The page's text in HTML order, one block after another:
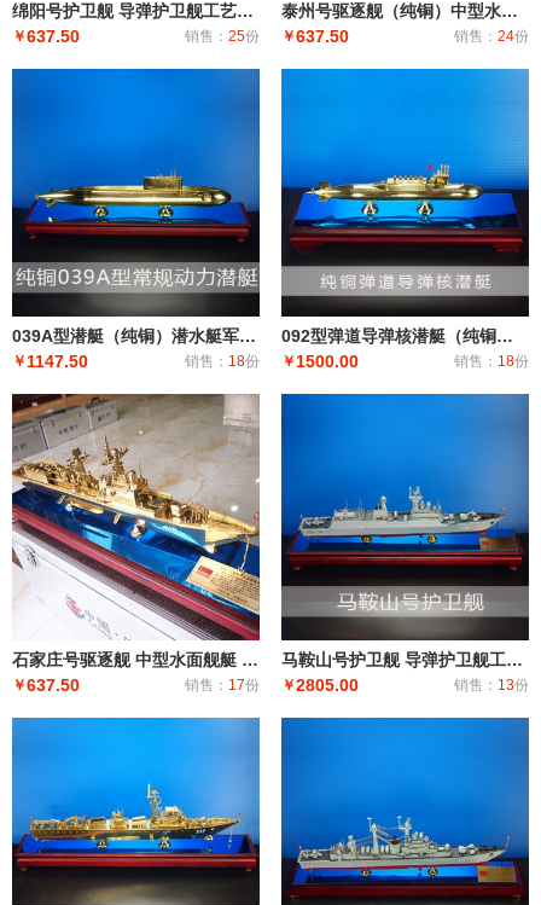
绵阳号护卫舰 导弹护卫舰工艺船航模纪念摆件展览收藏品送礼
￥637.50 销售： 25份
泰州号驱逐舰（纯铜）中型水面舰艇 军事海军舰艇模型 工艺船航模纪念摆件展览收藏品送
￥637.50 销售： 24份
039A型潜艇（纯铜）潜水艇军舰|潜水船|中型或小型（袖珍潜艇、潜水器）和水下自动机械装置
￥ 1147.50 销售： 18份
092型弹道导弹核潜艇（纯铜）潜艇潜水艇军舰|潜水船|中型或小型（袖珍潜艇、潜水器）和水下自动机械装
￥ 1500.00 销售： 18份
石家庄号驱逐舰 中型水面舰艇 军事海军舰艇模型 工艺船航模纪念摆件展览收藏品送
￥637.50 销售： 17份
马鞍山号护卫舰 导弹护卫舰工艺船航模纪念摆件展览收藏品送礼
￥2805.00 销售： 13份